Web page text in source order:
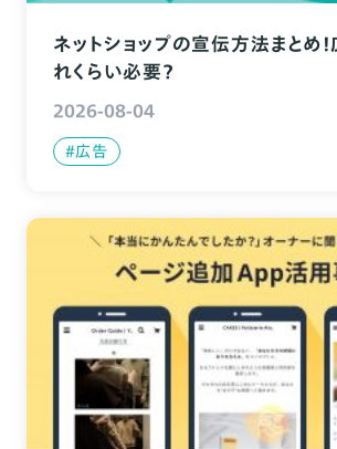
ネットショップの宣伝方法まとめ
れくらい必要？
2026-08-04
#広告